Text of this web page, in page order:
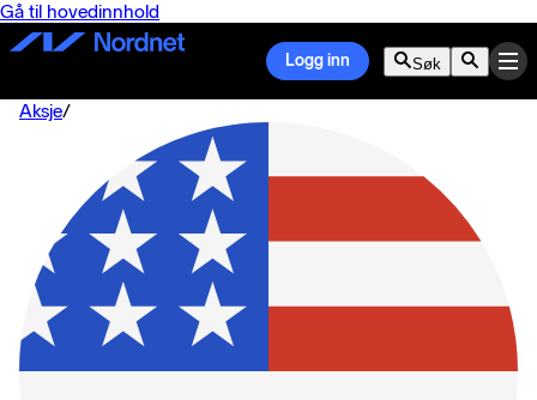
Gå til hovedinnhold
Logg inn Søk
Aksje/